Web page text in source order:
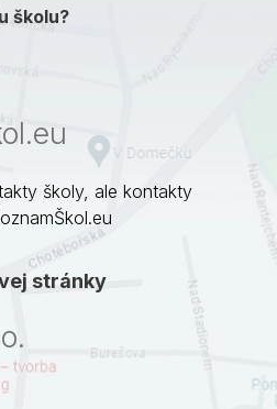
školu?
školy, ale kontakty
stránky